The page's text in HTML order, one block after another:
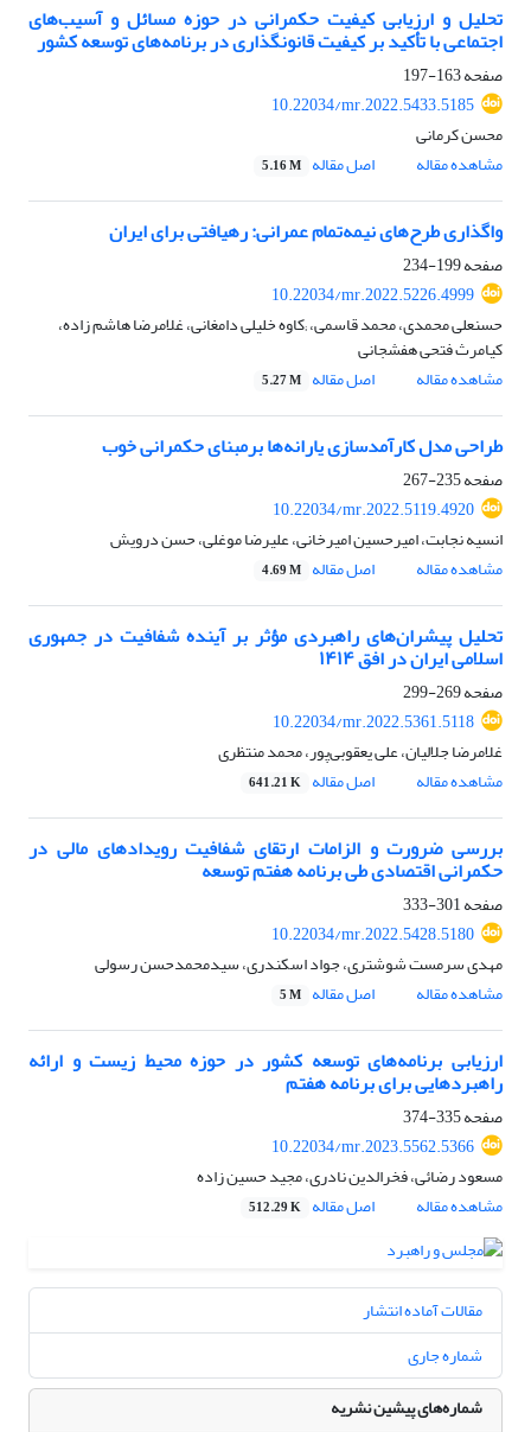
تحلیل و ارزیابی کیفیت حکمرانی در حوزه مسائل و آسیب‌های
اجتماعی با تأکید بر کیفیت قانونگذاری در برنامه‌های توسعه کشور
صفحه163-197
10.22034/mr.2022.5433.5185
محسن کرمانی
مشاهده مقاله
اصل مقاله 5.16 M
واگذاری طرح‌های نیمه‌تمام عمرانی: رهیافتی برای ایران
صفحه199-234
10.22034/mr.2022.5226.4999
حسنعلی محمدی، محمد قاسمی، ;کاوه خلیلی دامغانی، غلامرضا هاشم زاده،
کیامرث فتحی هفشجانی
مشاهده مقاله
اصل مقاله 5.27 M
طراحی مدل کارآمدسازی یارانه‌ها بر‌مبنای حکمرانی خوب
صفحه235-267
10.22034/mr.2022.5119.4920
انسیه نجابت، امیرحسین امیرخانی، علیرضا موغلی، حسن درویش
مشاهده مقاله
اصل مقاله 4.69 M
تحلیل پیشران‌های راهبردی مؤثر بر آینده شفافیت در جمهوری
اسلامی ایران در افق ۱۴۱۴
صفحه269-299
10.22034/mr.2022.5361.5118
غلامرضا جلالیان، علی یعقوبی‌پور، محمد منتظری
مشاهده مقاله
اصل مقاله 641.21 K
بررسی ضرورت و الزامات ارتقای شفافیت رویدادهای مالی در
حکمرانی اقتصادی طی برنامه هفتم توسعه
صفحه301-333
10.22034/mr.2022.5428.5180
مهدی سرمست شوشتری، جواد اسکندری، سیدمحمدحسن رسولی
مشاهده مقاله
اصل مقاله 5 M
ارزیابی برنامه‌های توسعه کشور در حوزه محیط زیست و ارائه
راهبردهایی برای برنامه هفتم
صفحه335-374
10.22034/mr.2023.5562.5366
مسعود رضائی، فخرالدین نادری، مجید حسین زاده
مشاهده مقاله
اصل مقاله 512.29 K
مقالات آماده انتشار
شماره جاری
شماره‌های پیشین نشریه